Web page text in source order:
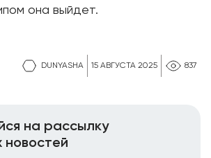
DUNYASHA 15 АВГУСТА 2025 837
она выйдет.
на рассылку
новостей